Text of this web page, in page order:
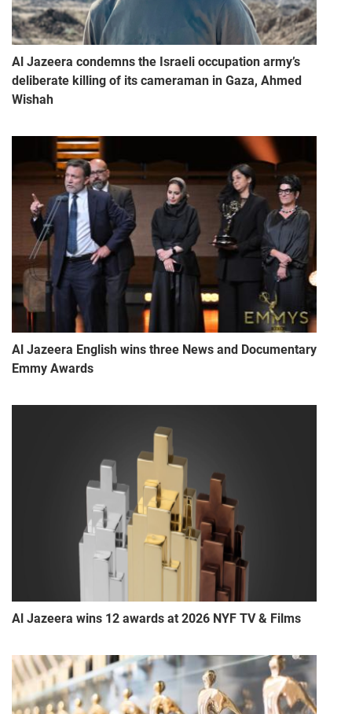
Al Jazeera condemns the Israeli occupation army’s
deliberate killing of its cameraman in Gaza, Ahmed
Wishah
Al Jazeera English wins three News and Documentary
Emmy Awards
Al Jazeera wins 12 awards at 2026 NYF TV & Films